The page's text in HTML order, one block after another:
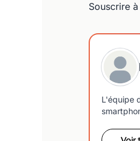
Souscrire
L'équipe